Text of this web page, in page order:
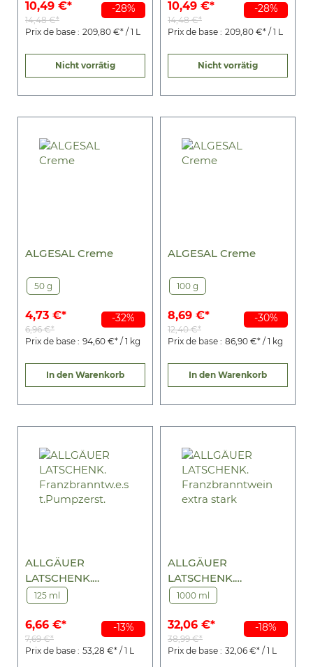
-28%
10,49 €*
14,48 €*
Prix de base : 209,80 €* / 1 L
Nicht vorrätig
-28%
10,49 €*
14,48 €*
Prix de base : 209,80 €* / 1 L
Nicht vorrätig
-32%
ALGESAL Creme
50 g
4,73 €*
6,96 €*
Prix de base : 94,60 €* / 1 kg
In den Warenkorb
-30%
ALGESAL Creme
100 g
8,69 €*
12,40 €*
Prix de base : 86,90 €* / 1 kg
In den Warenkorb
-13%
ALLGÄUER
LATSCHENK.
Franzbranntw.e.st.Pu
mpzerst.
125 ml
6,66 €*
7,69 €*
Prix de base : 53,28 €* / 1 L
-18%
ALLGÄUER
LATSCHENK.
Franzbranntwein extra
stark
1000 ml
32,06 €*
38,99 €*
Prix de base : 32,06 €* / 1 L